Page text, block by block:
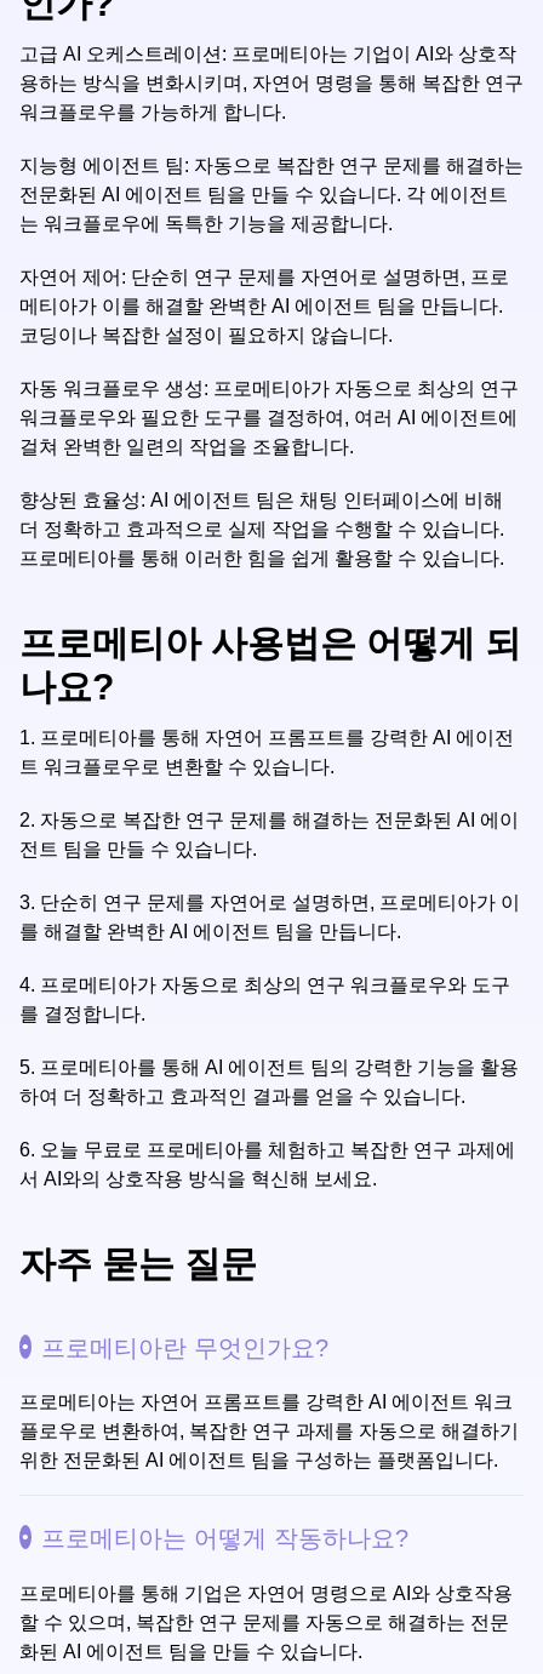
고급 AI 오케스트레이션: 프로메티아는 기업이 AI와 상호작
용하는 방식을 변화시키며, 자연어 명령을 통해 복잡한 연구
워크플로우를 가능하게 합니다.
지능형 에이전트 팀: 자동으로 복잡한 연구 문제를 해결하는
전문화된 AI 에이전트 팀을 만들 수 있습니다. 각 에이전트
는 워크플로우에 독특한 기능을 제공합니다.
자연어 제어: 단순히 연구 문제를 자연어로 설명하면, 프로
메티아가 이를 해결할 완벽한 AI 에이전트 팀을 만듭니다.
코딩이나 복잡한 설정이 필요하지 않습니다.
자동 워크플로우 생성: 프로메티아가 자동으로 최상의 연구
워크플로우와 필요한 도구를 결정하여, 여러 AI 에이전트에
걸쳐 완벽한 일련의 작업을 조율합니다.
향상된 효율성: AI 에이전트 팀은 채팅 인터페이스에 비해
더 정확하고 효과적으로 실제 작업을 수행할 수 있습니다.
프로메티아를 통해 이러한 힘을 쉽게 활용할 수 있습니다.
프로메티아 사용법은 어떻게 되
나요?
1. 프로메티아를 통해 자연어 프롬프트를 강력한 AI 에이전
트 워크플로우로 변환할 수 있습니다.
2. 자동으로 복잡한 연구 문제를 해결하는 전문화된 AI 에이
전트 팀을 만들 수 있습니다.
3. 단순히 연구 문제를 자연어로 설명하면, 프로메티아가 이
를 해결할 완벽한 AI 에이전트 팀을 만듭니다.
4. 프로메티아가 자동으로 최상의 연구 워크플로우와 도구
를 결정합니다.
5. 프로메티아를 통해 AI 에이전트 팀의 강력한 기능을 활용
하여 더 정확하고 효과적인 결과를 얻을 수 있습니다.
6. 오늘 무료로 프로메티아를 체험하고 복잡한 연구 과제에
서 AI와의 상호작용 방식을 혁신해 보세요.
자주 묻는 질문
프로메티아란 무엇인가요?
프로메티아는 자연어 프롬프트를 강력한 AI 에이전트 워크
플로우로 변환하여, 복잡한 연구 과제를 자동으로 해결하기
위한 전문화된 AI 에이전트 팀을 구성하는 플랫폼입니다.
프로메티아는 어떻게 작동하나요?
프로메티아를 통해 기업은 자연어 명령으로 AI와 상호작용
할 수 있으며, 복잡한 연구 문제를 자동으로 해결하는 전문
화된 AI 에이전트 팀을 만들 수 있습니다.